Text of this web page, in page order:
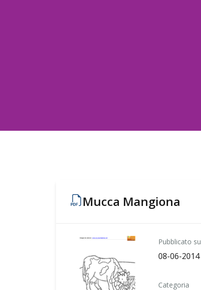
Mucca Mangiona
Pubblicato su
08-06-2014
Categoria